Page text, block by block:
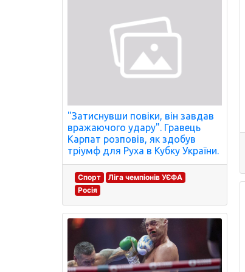
"Затиснувши повіки, він завдав
вражаючого удару". Гравець
Карпат розповів, як здобув
тріумф для Руха в Кубку України.
Спорт
Ліга чемпіонів УЄФА
Росія